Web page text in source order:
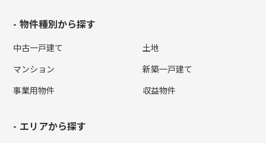
物件種別から探す
中古一戸建て
土地
マンション
新築一戸建て
事業用物件
収益物件
エリアから探す